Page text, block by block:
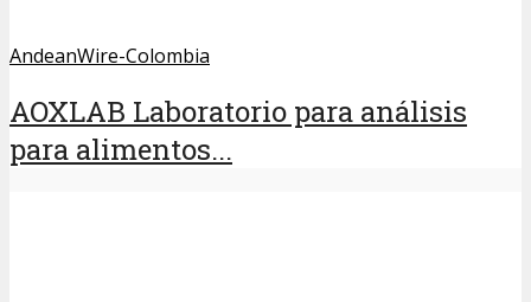
AndeanWire-Colombia
AOXLAB Laboratorio para análisis
para alimentos...